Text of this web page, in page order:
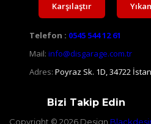
Karşılaştır
Telefon : 0545 544 12 61
Mail:info@disgarage.com.tr
Adres:Poyraz Sk. 1D, 34722
Bizi Takip Edin
Copyright © 2026 Design